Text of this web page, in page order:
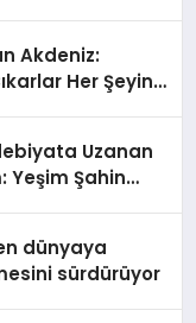
Akdeniz:
Her Şeyin
Uzanan
Yeşim Şahin
dünyaya
sürdürüyor